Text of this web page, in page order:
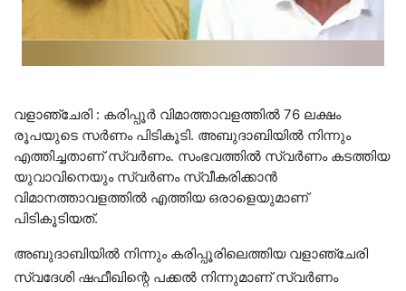
വളാഞ്ചേരി : കരിപ്പൂര്‍ വിമാത്താവളത്തില്‍ 76 ലക്ഷം
രൂപയുടെ സര്‍ണം പിടികൂടി. അബുദാബിയില്‍ നിന്നും
എത്തിച്ചതാണ് സ്വര്‍ണം. സംഭവത്തില്‍ സ്വര്‍ണം കടത്തിയ
യുവാവിനെയും സ്വര്‍ണം സ്വീകരിക്കാന്‍
വിമാനത്താവളത്തില്‍ എത്തിയ ഒരാളെയുമാണ്
പിടികൂടിയത്.
അബുദാബിയില്‍ നിന്നും കരിപ്പൂരിലെത്തിയ വളാഞ്ചേരി
സ്വദേശി ഷഫീഖിന്റെ പക്കല്‍ നിന്നുമാണ് സ്വര്‍ണം